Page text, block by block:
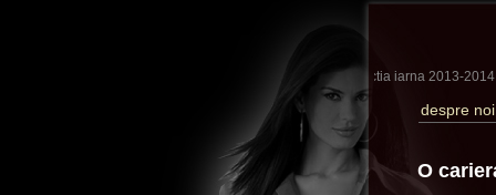
A fost lansata colectia iarna 2013-
despre noi
O